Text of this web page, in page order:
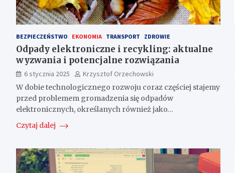
BEZPIECZEŃSTWO EKONOMIA TRANSPORT ZDROWIE
Odpady elektroniczne i recykling: aktualne
wyzwania i potencjalne rozwiązania
6 stycznia 2025
Krzysztof Orzechowski
W dobie technologicznego rozwoju coraz częściej stajemy
przed problemem gromadzenia się odpadów
elektronicznych, określanych również jako…
Czytaj dalej